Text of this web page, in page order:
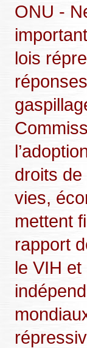
ONU -
lois
droits de
vies,
mettent
rapport
le VIH